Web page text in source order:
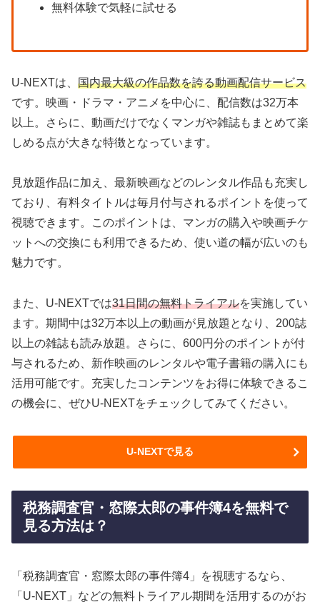
無料体験で気軽に試せる
U-NEXTは、 国内最大級の作品数を誇る動画配信サービス
です。映画・ドラマ・アニメを中心に、配信数は32万本
以上。さらに、動画だけでなくマンガや雑誌もまとめて楽
しめる点が大きな特徴となっています。
見放題作品に加え、最新映画などのレンタル作品も充実し
ており、有料タイトルは毎月付与されるポイントを使って
視聴できます。このポイントは、マンガの購入や映画チケ
ットへの交換にも利用できるため、使い道の幅が広いのも
魅力です。
また、U-NEXTでは31日間の無料トライアルを実施してい
ます。期間中は32万本以上の動画が見放題となり、200誌
以上の雑誌も読み放題。さらに、600円分のポイントが付
与されるため、新作映画のレンタルや電子書籍の購入にも
活用可能です。充実したコンテンツをお得に体験できるこ
の機会に、ぜひU-NEXTをチェックしてみてください。
U-NEXTで見る
税務調査官・窓際太郎の事件簿4を無料で
見る方法は？
「税務調査官・窓際太郎の事件簿4」を視聴するなら、
「U-NEXT」などの無料トライアル期間を活用するのがお